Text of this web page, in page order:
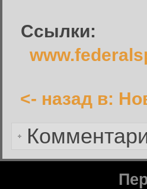
Ссылки:
<- назад в:
Сбросить пароль
Вернуться к